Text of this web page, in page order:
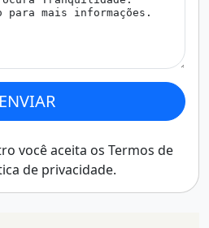
ENVIAR
você aceita os Termos de
de privacidade.